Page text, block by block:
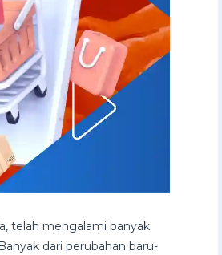
telah mengalami banyak
dari perubahan baru-